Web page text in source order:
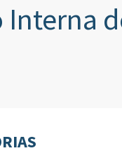
Interna